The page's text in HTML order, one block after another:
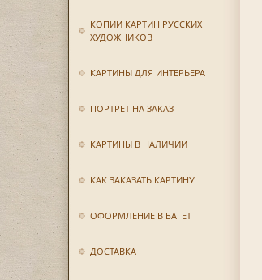
КОПИИ КАРТИН РУССКИХ
ХУДОЖНИКОВ
КАРТИНЫ ДЛЯ ИНТЕРЬЕРА
ПОРТРЕТ НА ЗАКАЗ
КАРТИНЫ В НАЛИЧИИ
КАК ЗАКАЗАТЬ КАРТИНУ
ОФОРМЛЕНИЕ В БАГЕТ
ДОСТАВКА